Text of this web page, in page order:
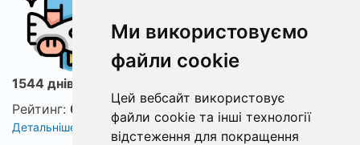
Ми використовуємо
файли cookie
Цей вебсайт використовує
файли cookie та інші технології
відстеження для покращення
1544 днів з ФішХаб
Рейтинг: 0
Детальніше про рейтинг